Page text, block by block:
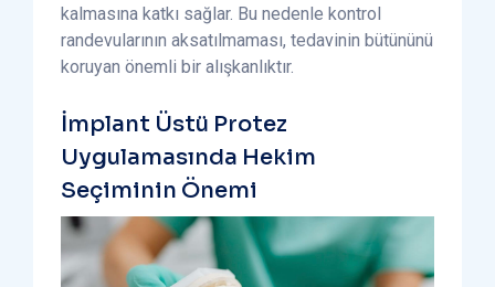
kalmasına katkı sağlar. Bu nedenle kontrol
randevularının aksatılmaması, tedavinin bütününü
koruyan önemli bir alışkanlıktır.
İmplant Üstü Protez
Uygulamasında Hekim
Seçiminin Önemi